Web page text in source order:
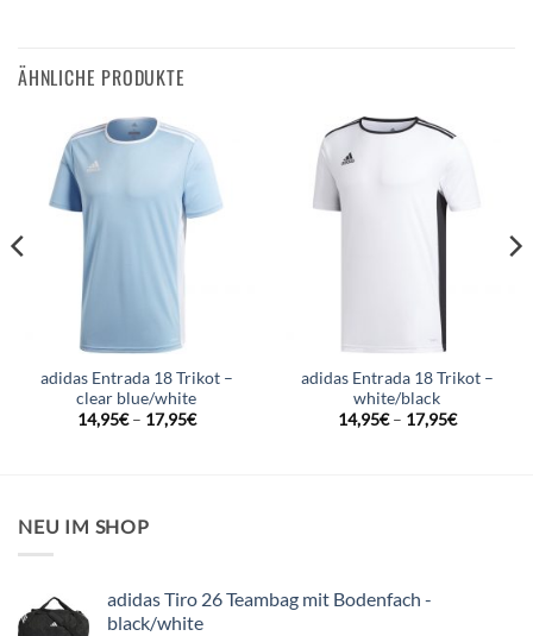
ÄHNLICHE PRODUKTE
adidas Entrada 18 Trikot –
clear blue/white
14,95€– 17,95€
adidas Entrada 18 Trikot –
white/black
14,95€– 17,95€
NEU IM SHOP
adidas Tiro 26 Teambag mit Bodenfach -
black/white